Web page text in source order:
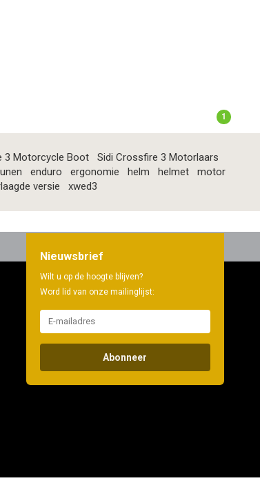
1
3 Motorcycle Boot
Sidi Crossfire 3 Motorlaars
enduro ergonomie helm helmet
motor
versie xwed3
Nieuwsbrief
Wilt u op de hoogte blijven?
Word lid van onze mailinglijst:
Abonneer